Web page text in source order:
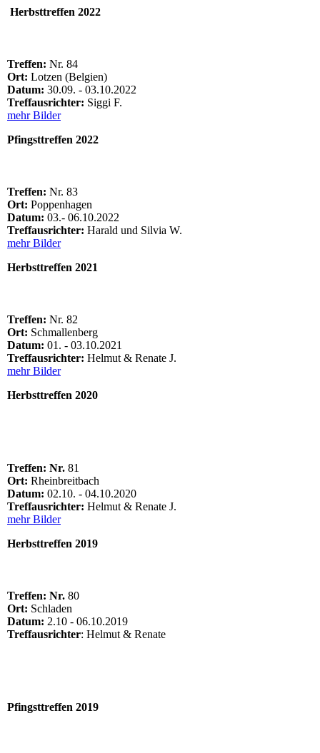
Herbsttreffen 2022
Treffen: Nr. 84
Ort: Lotzen (Belgien)
Datum: 30.09. - 03.10.2022
Treffausrichter: Siggi F.
mehr Bilder
Pfingsttreffen 2022
Treffen: Nr. 83
Ort: Poppenhagen
Datum: 03.- 06.10.2022
Treffausrichter: Harald und Silvia W.
mehr Bilder
Herbsttreffen 2021
Treffen: Nr. 82
Ort: Schmallenberg
Datum: 01. - 03.10.2021
Treffausrichter: Helmut & Renate J.
mehr Bilder
Herbsttreffen 2020
Treffen: Nr. 81
Ort: Rheinbreitbach
Datum: 02.10. - 04.10.2020
Treffausrichter: Helmut & Renate J.
mehr Bilder
Herbsttreffen 2019
Treffen: Nr. 80
Ort: Schladen
Datum: 2.10 - 06.10.2019
Treffausrichter: Helmut & Renate
Pfingsttreffen 2019